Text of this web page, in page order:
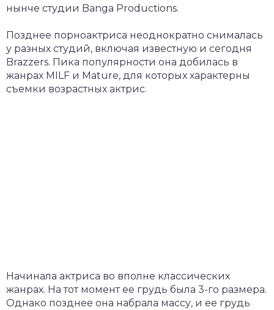
нынче студии Banga Productions.
Позднее порноактриса неоднократно снималась
у разных студий, включая известную и сегодня
Brazzers. Пика популярности она добилась в
жанрах MILF и Mature, для которых характерны
съемки возрастных актрис.
Начинала актриса во вполне классических
жанрах. На тот момент ее грудь была 3-го размера.
Однако позднее она набрала массу, и ее грудь